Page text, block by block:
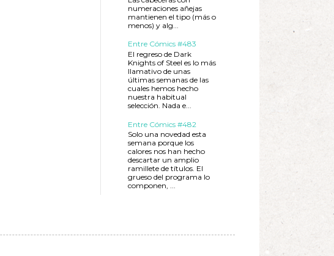
numeraciones añejas
mantienen el tipo (más o
menos) y alg...
Entre Cómics #483
El regreso de Dark
Knights of Steel es lo más
llamativo de unas
últimas semanas de las
cuales hemos hecho
nuestra habitual
selección. Nada e...
Entre Cómics #482
Solo una novedad esta
semana porque los
calores nos han hecho
descartar un amplio
ramillete de títulos. El
grueso del programa lo
componen, ...